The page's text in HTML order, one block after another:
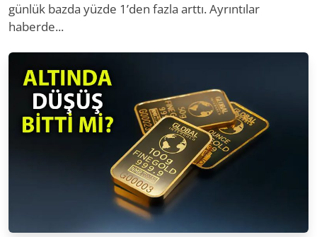
günlük bazda yüzde 1’den fazla arttı. Ayrıntılar
haberde...